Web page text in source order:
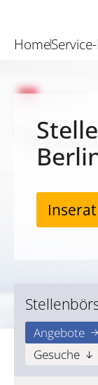
Home
Angebote
Gesuche